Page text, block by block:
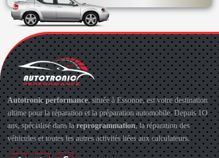
Autotronic performance, située à Essonne, est votre destination
ultime pour la réparation et la préparation automobile. Depuis 1O
ans, spécialisé dans lareprogrammation, la réparation des
véhicules et toutes les autres activités liées aux calculateurs.